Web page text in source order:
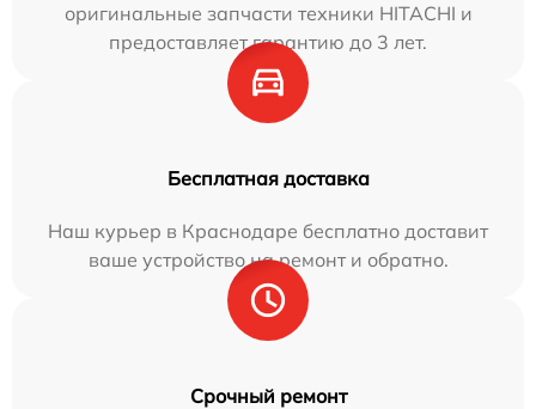
оригинальные запчасти техники HITACHI и
предоставляет гарантию до 3 лет.
Бесплатная доставка
Наш курьер в Краснодаре бесплатно доставит
ваше устройство на ремонт и обратно.
Срочный ремонт